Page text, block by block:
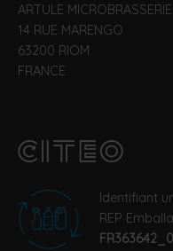
ARTULE MICROBRASSERIE
14 RUE MARENGO
63200 RIOM
FRANCE
Identifiant
REP